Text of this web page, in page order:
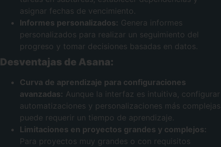
asignar fechas de vencimiento.
Informes personalizados: Genera informes
personalizados para realizar un seguimiento del
progreso y tomar decisiones basadas en datos.
Desventajas de Asana:
Curva de aprendizaje para configuraciones
avanzadas: Aunque la interfaz es intuitiva, configurar
automatizaciones y personalizaciones más complejas
puede requerir un tiempo de aprendizaje.
Limitaciones en proyectos grandes y complejos:
Para proyectos muy grandes o con requisitos